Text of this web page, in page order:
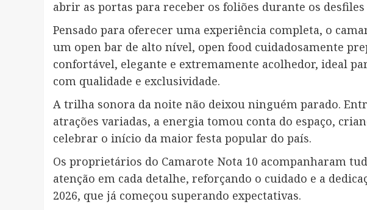
abrir as portas para receber os foliões durante os desfiles
Pensado para oferecer uma experiência completa, o
um open bar de alto nível, open food cuidadosamente
confortável, elegante e extremamente acolhedor, ideal
com qualidade e exclusividade.
A trilha sonora da noite não deixou ninguém parado.
atrações variadas, a energia tomou conta do espaço,
celebrar o início da maior festa popular do país.
Os proprietários do Camarote Nota 10 acompanharam
atenção em cada detalhe, reforçando o cuidado e a
2026, que já começou superando expectativas.